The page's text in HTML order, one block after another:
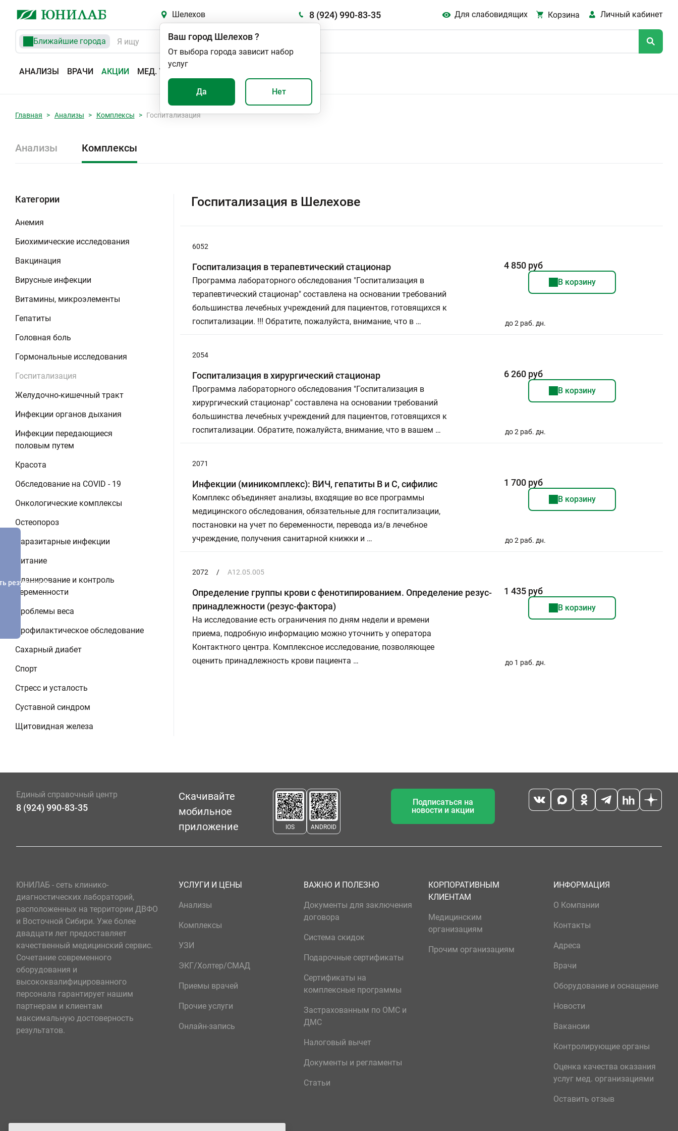
Шелехов 8 (924) 990-83-35 Для слабовидящих Корзина Личный кабинет
Ближайшие города
АНАЛИЗЫ ВРАЧИ АКЦИИ МЕД. УСЛУГИ
Ваш город Шелехов?
От выбора города зависит набор
услуг
Да Нет
Главная Анализы Комплексы Госпитализация
Анализы Комплексы
Категории
Анемия
Биохимические исследования
Вакцинация
Вирусные инфекции
Витамины, микроэлементы
Гепатиты
Головная боль
Гормональные исследования
Госпитализация
Желудочно-кишечный тракт
Инфекции органов дыхания
Инфекции передающиеся
половым путем
Красота
Обследование на COVID - 19
Онкологические комплексы
Остеопороз
Паразитарные инфекции
Питание
Планирование и контроль
беременности
Проблемы веса
Профилактическое обследование
Сахарный диабет
Спорт
Стресс и усталость
Суставной синдром
Щитовидная железа
Госпитализация в Шелехове
6052
Госпитализация в терапевтический стационар
Программа лабораторного обследования "Госпитализация в
терапевтический стационар" составлена на основании требований
большинства лечебных учреждений для пациентов, готовящихся к
госпитализации. !!! Обратите, пожалуйста, внимание, что в …
4 850 руб
В корзину
до 2 раб. дн.
2054
Госпитализация в хирургический стационар
Программа лабораторного обследования "Госпитализация в
хирургический стационар" составлена на основании требований
большинства лечебных учреждений для пациентов, готовящихся к
госпитализации. Обратите, пожалуйста, внимание, что в вашем …
6 260 руб
В корзину
до 2 раб. дн.
2071
Инфекции (миникомплекс): ВИЧ, гепатиты В и С, сифилис
Комплекс объединяет анализы, входящие во все программы
медицинского обследования, обязательные для госпитализации,
постановки на учет по беременности, перевода из/в лечебное
учреждение, получения санитарной книжки и …
1 700 руб
В корзину
до 2 раб. дн.
2072 / A12.05.005
Определение группы крови с фенотипированием. Определение резус-
принадлежности (резус-фактора)
На исследование есть ограничения по дням недели и времени
приема, подробную информацию можно уточнить у оператора
Контактного центра. Комплексное исследование, позволяющее
оценить принадлежность крови пациента …
1 435 руб
В корзину
до 1 раб. дн.
результатов
Единый справочный центр
8 (924) 990-83-35
Скачивайте
мобильное
приложение
IOS ANDROID
Подписаться на
новости и акции
ЮНИЛАБ - сеть клинико-
диагностических лабораторий,
расположенных на территории ДВФО
и Восточной Сибири. Уже более
двадцати лет предоставляет
качественный медицинский сервис.
Сочетание современного
оборудования и
высококвалифицированного
персонала гарантирует нашим
партнерам и клиентам
максимальную достоверность
результатов.
УСЛУГИ И ЦЕНЫ
Анализы
Комплексы
УЗИ
ЭКГ/Холтер/СМАД
Приемы врачей
Прочие услуги
Онлайн-запись
ВАЖНО И ПОЛЕЗНО
Документы для заключения
договора
Система скидок
Подарочные сертификаты
Сертификаты на
комплексные программы
Застрахованным по ОМС и
ДМС
Налоговый вычет
Документы и регламенты
Статьи
КОРПОРАТИВНЫМ
КЛИЕНТАМ
Медицинским
организациям
Прочим организациям
ИНФОРМАЦИЯ
О Компании
Контакты
Адреса
Врачи
Оборудование и оснащение
Новости
Вакансии
Контролирующие органы
Оценка качества оказания
услуг мед. организациями
Оставить отзыв